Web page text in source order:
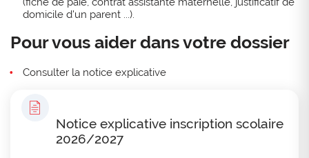
domicile d'un parent ...).
Pour vous aider dans votre dossier
Consulter la notice explicative
Notice explicative inscription scolaire
2026/2027